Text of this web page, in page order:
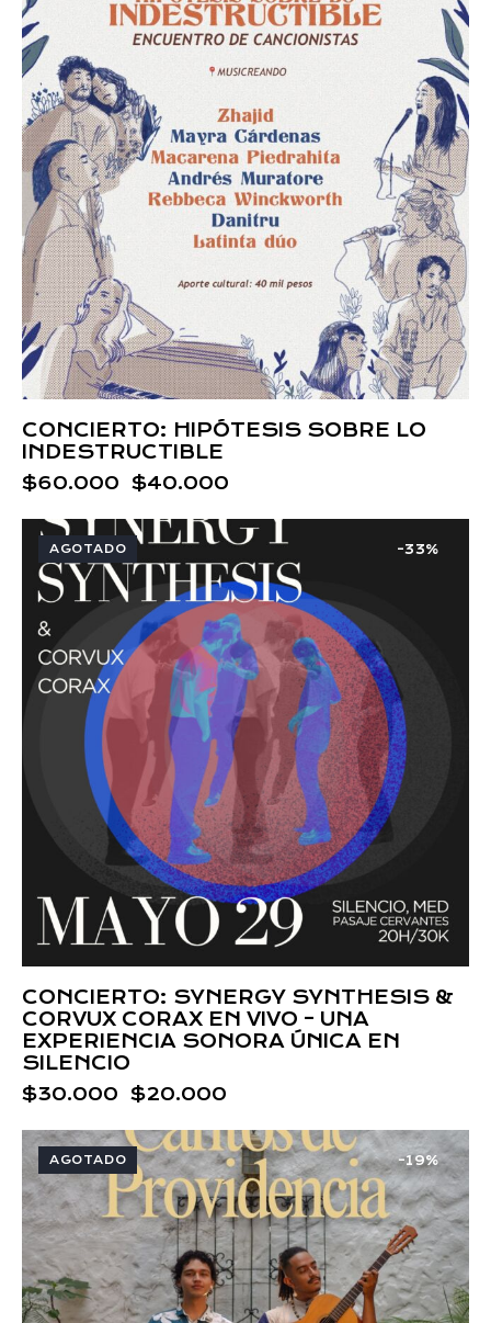
CONCIERTO: HIPÓTESIS SOBRE LO
INDESTRUCTIBLE
$60.000 $40.000
AGOTADO -33%
CONCIERTO: SYNERGY SYNTHESIS &
CORVUX CORAX EN VIVO – UNA
EXPERIENCIA SONORA ÚNICA EN
SILENCIO
$30.000 $20.000
AGOTADO -19%